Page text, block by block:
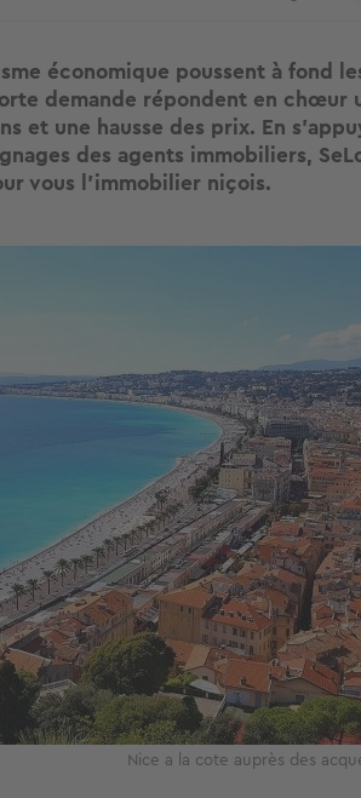
économique poussent à fond
demande répondent en chœur
et une hausse des prix. En
des agents immobiliers,
vous l'immobilier niçois.
Nice a la cote auprès des